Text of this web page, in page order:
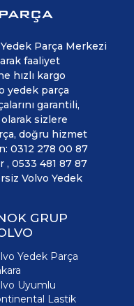
Parça Merkezi
faaliyet
hızlı kargo
yedek parça
garantili,
sizlere
doğru hizmet
0312 278 00 87
, 0533 481 87 87
Volvo Yedek
GRUP
Yedek Parça
Uyumlu
Lastik